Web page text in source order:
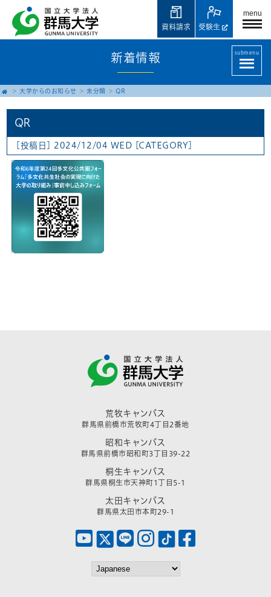
menu
受験生
資料請求
新着情報 submenu
大学からのお知らせ 未分類 QR
QR
[投稿日] 2024/12/04 WED [CATEGORY]
荒牧キャンパス
群馬県前橋市荒牧町4丁目2番地
昭和キャンパス
群馬県前橋市昭和町3丁目39-22
桐生キャンパス
群馬県桐生市天神町1丁目5-1
太田キャンパス
群馬県太田市本町29-1